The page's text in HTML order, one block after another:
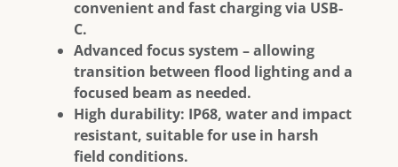
convenient and fast charging via USB-
C.
Advanced focus system – allowing
transition between flood lighting and a
focused beam as needed.
High durability: IP68, water and impact
resistant, suitable for use in harsh
field conditions.